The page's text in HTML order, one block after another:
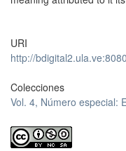
URI
http://
Colecciones
Vol. 4, Número especial: